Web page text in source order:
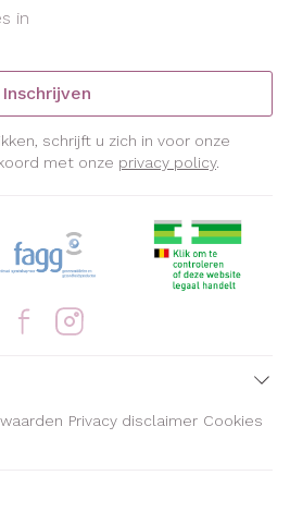
Inschrijven
schrijft u zich in voor onze
met onze privacy policy.
Privacy disclaimer Cookies